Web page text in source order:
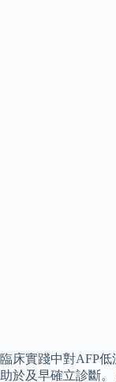
臨床實踐中對AFP
助於及早確立診斷